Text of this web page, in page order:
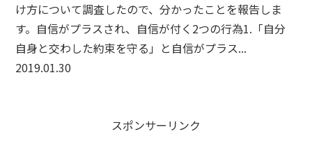
け方について調査したので、分かったことを報告しま
す。自信がプラスされ、自信が付く2つの行為1.「自分
自身と交わした約束を守る」と自信がプラス...
2019.01.30
スポンサーリンク